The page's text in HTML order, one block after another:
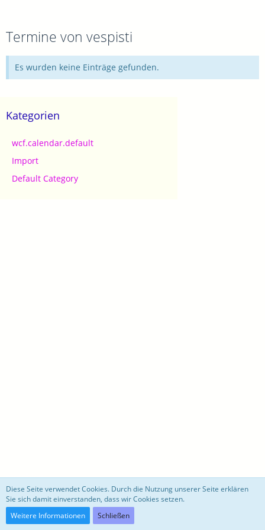
Termine von vespisti
Es wurden keine Einträge gefunden.
Kategorien
wcf.calendar.default
Import
Default Category
motoblog
Community-Software:
Diese Seite verwendet Cookies. Durch die Nutzung unserer Seite erklären
Sie sich damit einverstanden, dass wir Cookies setzen.
Weitere Informationen
Schließen